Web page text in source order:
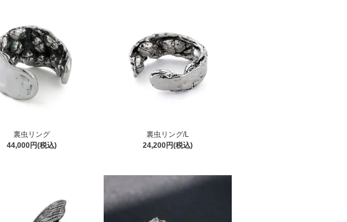
裏虫リング
44,000円(税込)
裏虫リング/L
24,200円(税込)